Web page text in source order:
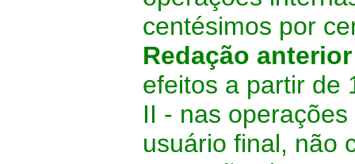
centésimos por
Redação
efeitos a partir de
II - nas
usuário final, não